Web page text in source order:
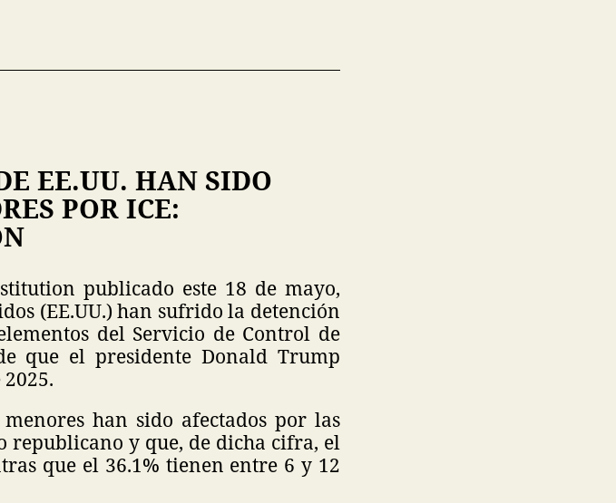
EE.UU. HAN SIDO
POR ICE:
publicado este 18 de mayo,
(EE.UU.) han sufrido la detención
del Servicio de Control de
que el presidente Donald Trump
han sido afectados por las
y que, de dicha cifra, el
que el 36.1% tienen entre 6 y 12